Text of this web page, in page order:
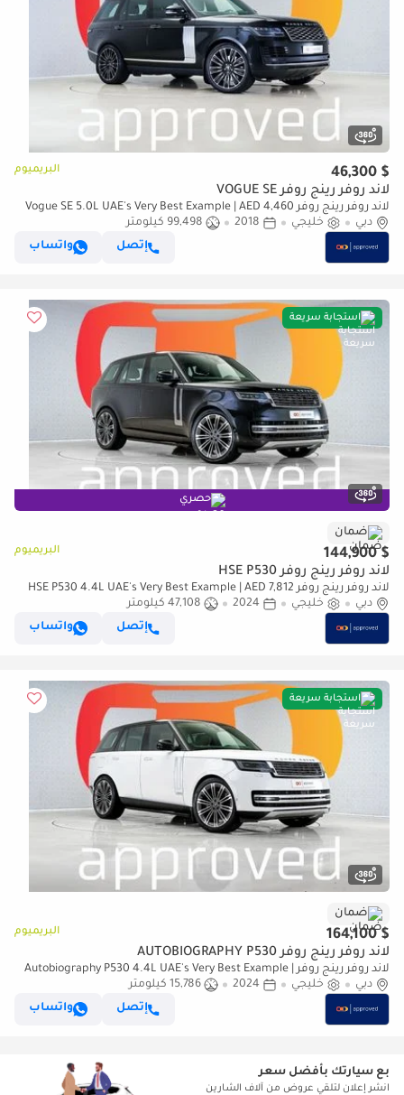
$ 46,300 البريميوم
لاند روفر رينج روفر VOGUE SE
لاند روفر رينج روفر Vogue SE 5.0L UAE's Very Best Example | AED 4,460
Per Month
دبي خليجي 2018
99,498 كيلومتر
إتصل
واتساب
استجابة سريعة
حصري
ضمان
$ 144,900 البريميوم
لاند روفر رينج روفر HSE P530
لاند روفر رينج روفر HSE P530 4.4L UAE's Very Best Example | AED 7,812
Per Month
دبي خليجي 2024
47,108 كيلومتر
إتصل
واتساب
استجابة سريعة
ضمان
$ 164,100 البريميوم
لاند روفر رينج روفر AUTOBIOGRAPHY P530
لاند روفر رينج روفر Autobiography P530 4.4L UAE's Very Best Example |
AED 8,845 Per Month
دبي خليجي 2024
15,786 كيلومتر
إتصل
واتساب
بع سيارتك بأفضل سعر
انشر إعلان لتلقي عروض من آلاف الشارين